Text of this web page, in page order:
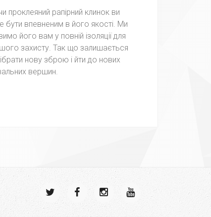
проклеяний рапірний клинок ви
бути впевненим в його якості. Ми
його вам у повній ізоляції для
захисту. Так що залишається
нову зброю і йти до нових
вершин.